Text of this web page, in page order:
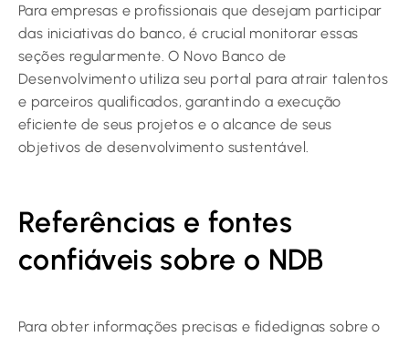
Para empresas e profissionais que desejam participar
das iniciativas do banco, é crucial monitorar essas
seções regularmente. O Novo Banco de
Desenvolvimento utiliza seu portal para atrair talentos
e parceiros qualificados, garantindo a execução
eficiente de seus projetos e o alcance de seus
objetivos de desenvolvimento sustentável.
Referências e fontes
confiáveis sobre o NDB
Para obter informações precisas e fidedignas sobre o